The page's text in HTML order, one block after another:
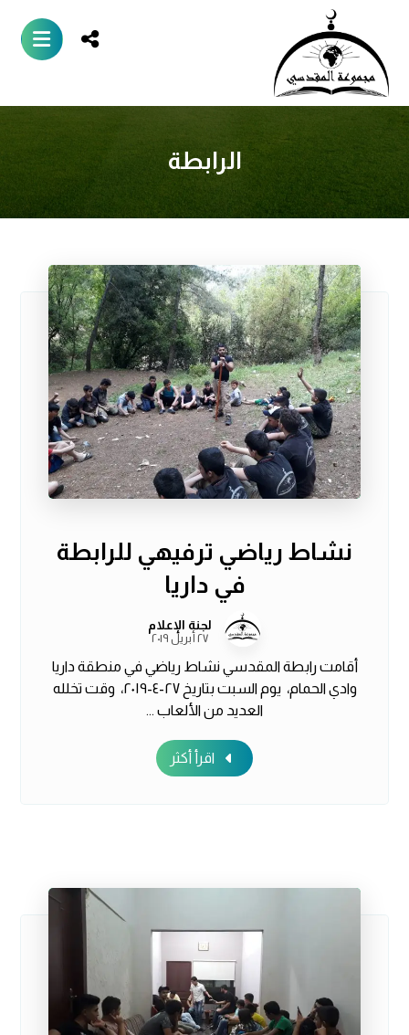
الرابطة
نشاط رياضي ترفيهي للرابطة
في داريا
لجنة الإعلام
٢٧ أبريل ٢٠١٩
أقامت رابطة المقدسي نشاط رياضي في منطقة داريا
وادي الحمام، يوم السبت بتاريخ ٢٧-٤-٢٠١٩، وقت تخلله
العديد من الألعاب ...
اقرأ أكثر